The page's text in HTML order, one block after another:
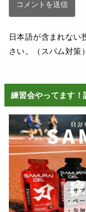
日本語が含まれない
さい。（スパム対策）
練習会やってます！